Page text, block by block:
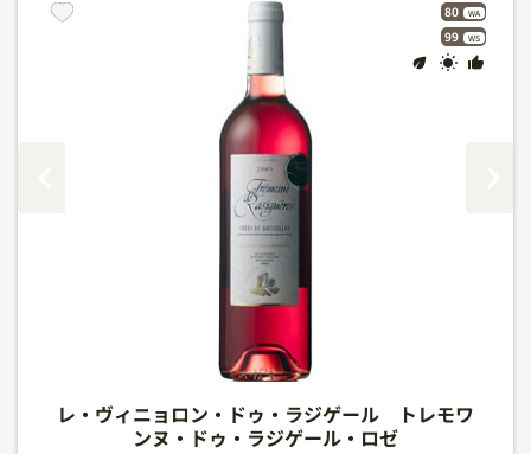
80 WA
99 WS
レ・ヴィニョロン・ドゥ・ラジゲール トレモワ
ンヌ・ドゥ・ラジゲール・ロゼ